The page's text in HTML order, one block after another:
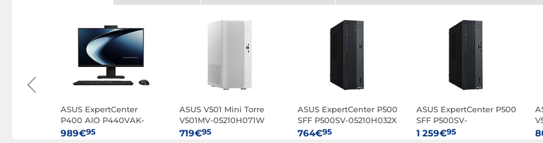
ASUS ExpertCenter
P400 AIO P440VAK-
BPCJ21X Negro
989€95
ASUS V501 Mini Torre
V501MV-05210H071W
719€95
ASUS ExpertCenter P500
SFF P500SV-05210H032X
764€95
ASUS ExpertCenter P500
SFF P500SV-
07240H026X
1 259€95